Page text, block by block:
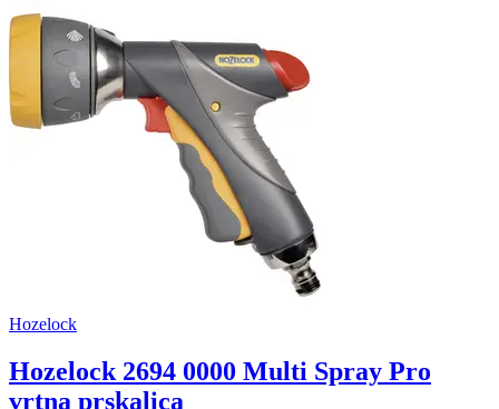
Hozelock
Hozelock 2694 0000 Multi Spray Pro
vrtna prskalica